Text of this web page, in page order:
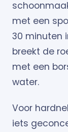
met een
30 minuten
breekt de
met een
water.
Voor
iets